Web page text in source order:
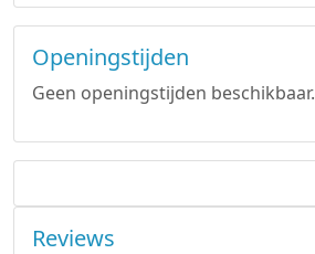
Openingstijden
Geen openingstijden beschikbaar.
Reviews